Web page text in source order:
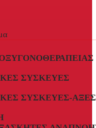
ΣΥΣΚΕΥΈΣ
ΣΥΣΚΕΥΈΣ-